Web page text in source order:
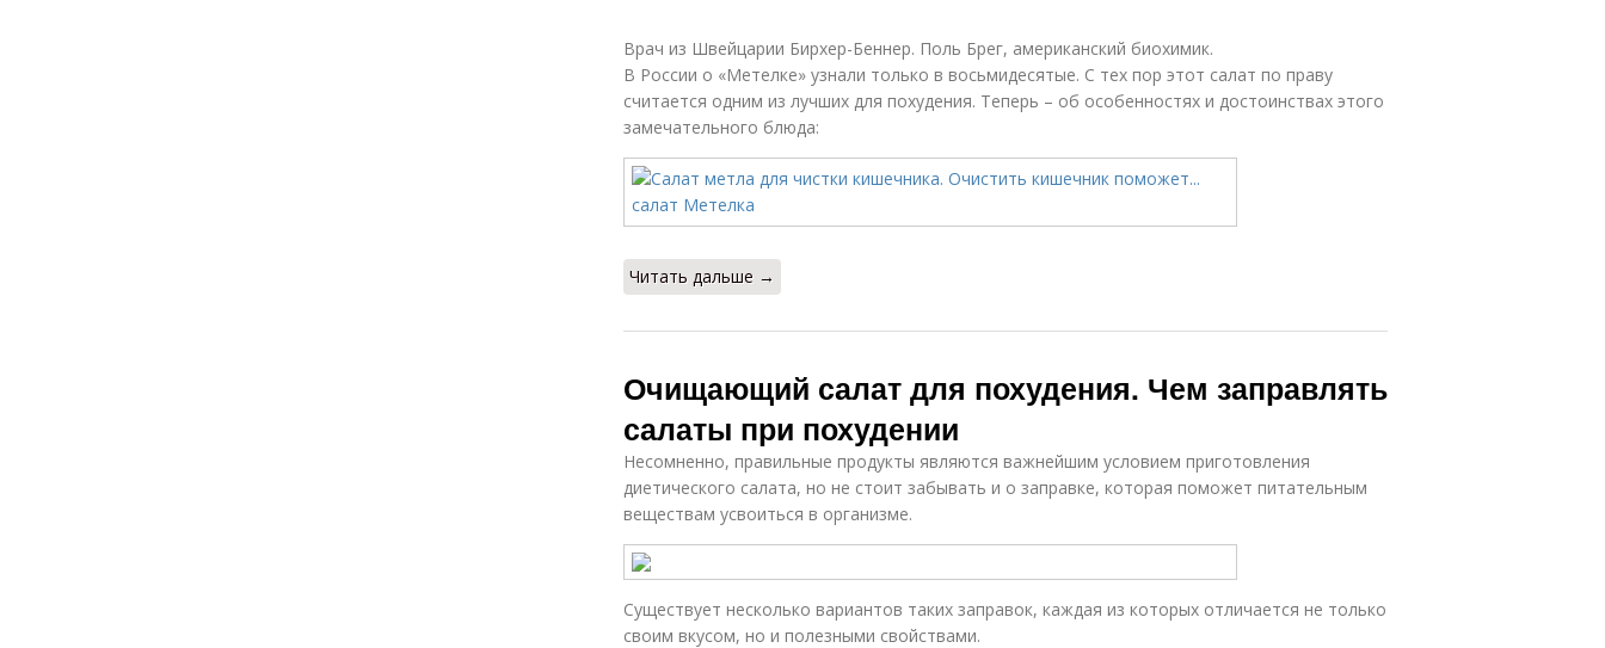
Белковые
салаты
Салаты для
стройного тела
Салат из
капусты
Салат с
капустой
Врач из Швейцарии Бирхер-Беннер. Поль Брег, американский биохимик.
В России о «Метелке» узнали только в восьмидесятые. С тех пор этот салат по праву
считается одним из лучших для похудения. Теперь – об особенностях и достоинствах этого
замечательного блюда:
Читать дальше →
Очищающий салат для похудения. Чем заправлять
салаты при похудении
Несомненно, правильные продукты являются важнейшим условием приготовления
диетического салата, но не стоит забывать и о заправке, которая поможет питательным
веществам усвоиться в организме.
Существует несколько вариантов таких заправок, каждая из которых отличается не только
своим вкусом, но и полезными свойствами.